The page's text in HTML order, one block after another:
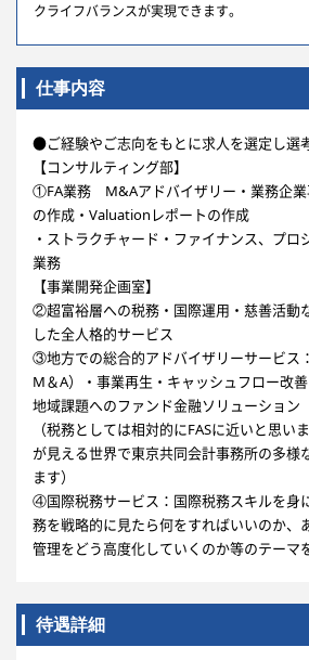
クライフバランスが実現できます。
仕事内容
●ご経験やご志向をもとに求人を選定し選
【コンサルティング部】
①FA業務 M&Aアドバイザリー・業務企業
の作成・Valuationレポートの作成
・ストラクチャード・ファイナンス、プロ
業務
【事業開発企画室】
②超富裕層への税務・国際運用・慈善活動
した全人格的サービス
③地方での総合的アドバイザリーサービス
M＆A）・事業再生・キャッシュフロー改善
地域課題へのファンド金融ソリューション
（税務としては相対的にFASに近いと思い
が見える世界で東京共同会計事務所の多様
ます）
④国際税務サービス：国際税務スキルを身
務を戦略的に見たら何をすればいいのか、
管理をどう高度化していくのか等のテーマ
待遇詳細